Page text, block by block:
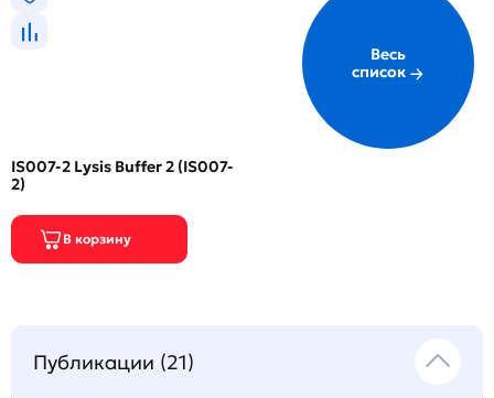
IS007-2 Lysis Buffer 2 (IS007-
2)
Весь
список
Публикации (21)